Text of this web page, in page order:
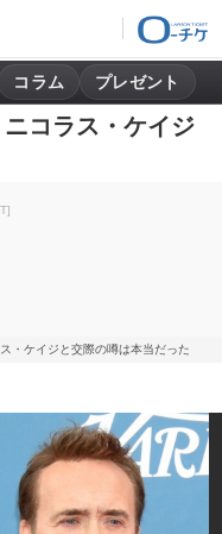
コラム プレゼント
コラス・ケイジ
・ケイジと交際の噂は本当だった